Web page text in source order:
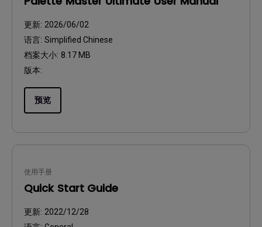
更新: 2026/06/02
语言: Simplified Chinese
档案大小: 8.17 MB
版本:
预览
使用手册
Quick Start Guide
更新: 2022/12/28